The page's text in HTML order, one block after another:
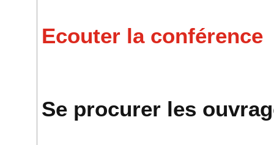
Ecouter la conférence
Se procurer les